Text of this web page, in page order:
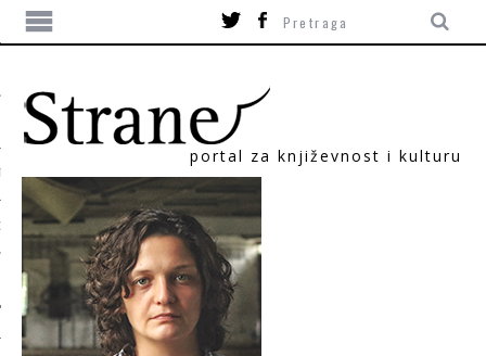
portal za književnost i kulturu